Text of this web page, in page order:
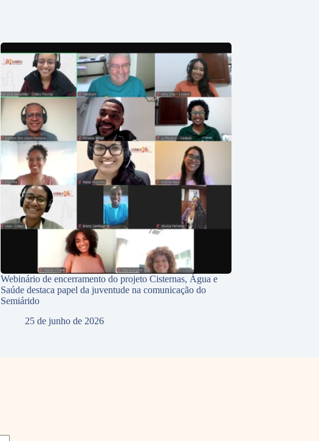
Webinário de encerramento do projeto Cisternas, Água e
Saúde destaca papel da juventude na comunicação do
Semiárido
25 de junho de 2026